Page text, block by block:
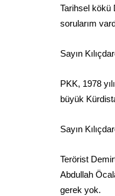
Tarihsel kökü
sorularım
Sayın
PKK, 1978
büyük
Sayın
Terörist
Abdullah
gerek yok.